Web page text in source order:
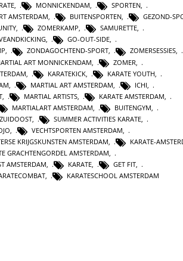
, MONNICKENDAM, SPORTEN,
AMSTERDAM, BUITENSPORTEN, GEZOND-
, ZOMERKAMP, SAMURETTE,
, GO-OUT-SIDE,
, ZONDAGOCHTEND-SPORT, ZOMERSESSIES,
ART MONNICKENDAM ZOMER
KARATEKICK KARATE YOUTH
MARTIAL ART AMSTERDAM ICHI
MARTIAL ARTISTS KARATE AMSTERDAM
MARTIALART AMSTERDAM BUITENGYM
SUMMER ACTIVITIES KARATE
VECHTSPORTEN AMSTERDAM
KRIJGSKUNSTEN AMSTERDAM KARATE-
GRACHTENGORDEL AMSTERDAM,
AMSTERDAM, KARATE, GET FIT,
, KARATESCHOOL AMSTERDAM